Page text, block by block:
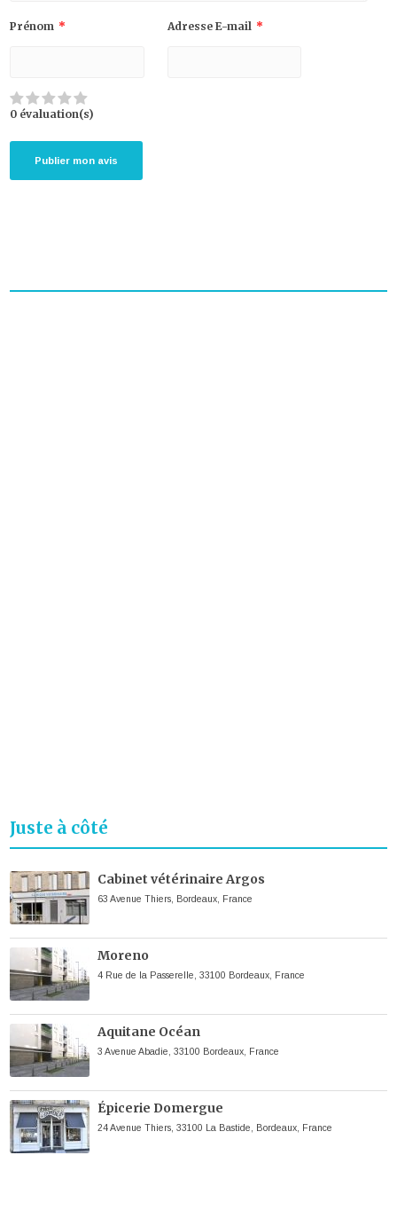
Prénom * Adresse E-mail *
0 évaluation(s)
Juste à côté
Cabinet vétérinaire Argos
63 Avenue Thiers, Bordeaux, France
Moreno
4 Rue de la Passerelle, 33100 Bordeaux, France
Aquitane Océan
3 Avenue Abadie, 33100 Bordeaux, France
Épicerie Domergue
24 Avenue Thiers, 33100 La Bastide, Bordeaux, France